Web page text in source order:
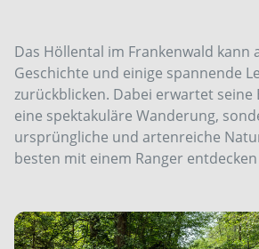
Das Höllental im Frankenwald kann
Geschichte und einige spannende
zurückblicken. Dabei erwartet
eine spektakuläre Wanderung,
ursprüngliche und artenreiche
besten mit einem Ranger